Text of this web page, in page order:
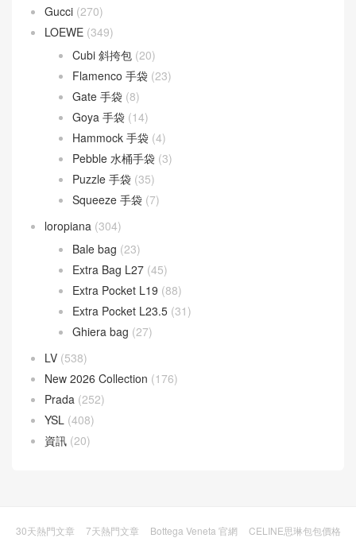
Fendi (577)
Baguette
By The Way (23)
Fendigraphy (18)
Peekaboo (107)
Sunshine(10)
Goyard(523)
Gucci (270)
LOEWE(349)
Cubi 斜挎包(20)
Flamenco 手袋
Gate 手袋(8)
Goya 手袋 (14)
Hammock 手袋(4)
Pebble 水桶手袋(3)
Puzzle 手袋
(35)
loropiana(304)
Bale bag
Extra Bag L27
Extra Pocket L19
New 2026 Collection
(176)